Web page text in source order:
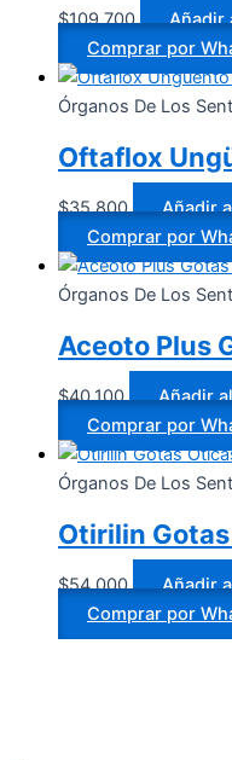
$109.700
Añadir
Comprar por
Órganos De Los
Oftaflox
$35.800
Añadir
Comprar por
Órganos De Los
Aceoto Plus
$40.100
Añadir
Comprar por
Órganos De Los
Otirilin
$54.000
Añadir
Comprar por